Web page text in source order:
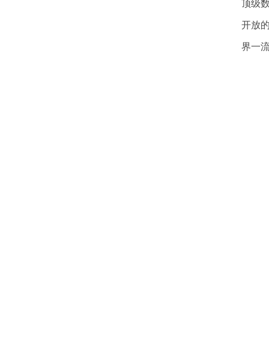
顶级
开放
界一